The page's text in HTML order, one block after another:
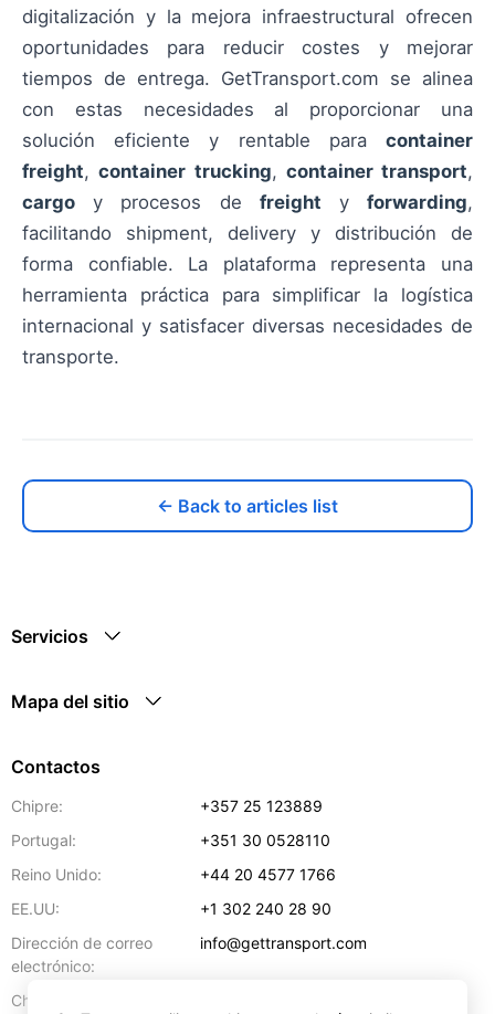
digitalización y la mejora infraestructural ofrecen
oportunidades para reducir costes y mejorar
tiempos de entrega. GetTransport.com se alinea
con estas necesidades al proporcionar una
solución eficiente y rentable para container
freight,container trucking, container transport,
cargo y procesos de freight yforwarding,
facilitando shipment, delivery y distribución de
forma confiable. La plataforma representa una
herramienta práctica para simplificar la logística
internacional y satisfacer diversas necesidades de
transporte.
← Back to articles list
Servicios
Mapa del sitio
Contactos
Chipre:
+357 25 123889
Portugal:
+351 30 0528110
Reino Unido:
+44 20 4577 1766
EE.UU:
+1 302 240 28 90
Dirección de correo
electrónico:
info@gettransport.com
Chipre: